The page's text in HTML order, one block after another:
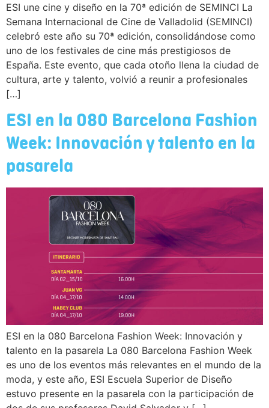
ESI une cine y diseño en la 70ª edición de SEMINCI La
Semana Internacional de Cine de Valladolid (SEMINCI)
celebró este año su 70ª edición, consolidándose como
uno de los festivales de cine más prestigiosos de
España. Este evento, que cada otoño llena la ciudad de
cultura, arte y talento, volvió a reunir a profesionales
[…]
ESI en la 080 Barcelona Fashion
Week: Innovación y talento en la
pasarela
ESI en la 080 Barcelona Fashion Week: Innovación y
talento en la pasarela La 080 Barcelona Fashion Week
es uno de los eventos más relevantes en el mundo de la
moda, y este año, ESI Escuela Superior de Diseño
estuvo presente en la pasarela con la participación de